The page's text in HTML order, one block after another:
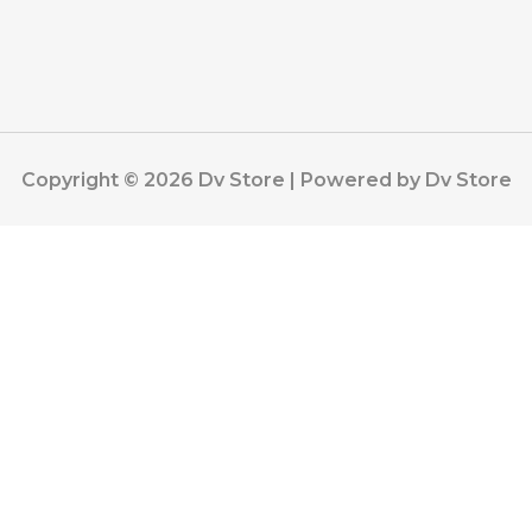
Copyright © 2026 Dv Store | Powered by Dv Store